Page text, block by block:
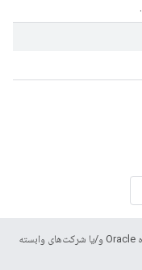
کلیه حقوق محفوظ است. Java علامت تجاری ثبت‌شده Oracle و/یا شرکت‌های وابسته